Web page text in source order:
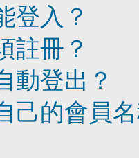
登入？
註冊？
動登出？
己的會員